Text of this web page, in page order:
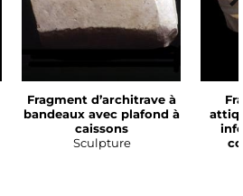
Fragment d’architrave à
bandeaux avec plafond à
caissons
Sculpture